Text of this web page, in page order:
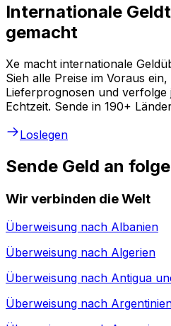
Internationale
gemacht
Xe macht internationale
Sieh alle Preise im Voraus
Lieferprognosen und verfolge
Echtzeit. Sende in 190+
Loslegen
Sende Geld an
Wir verbinden die Welt
Überweisung nach Albanien
Überweisung nach Algerien
Überweisung nach Antigua
Überweisung nach